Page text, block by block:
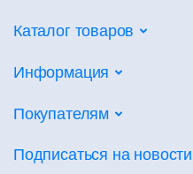
Каталог товаров
Потолочные системы
Напольные покрытия
Фальшпол
Информация
Партнеры
Новости
Покупателям
Калькуляторы
Подписаться на новости